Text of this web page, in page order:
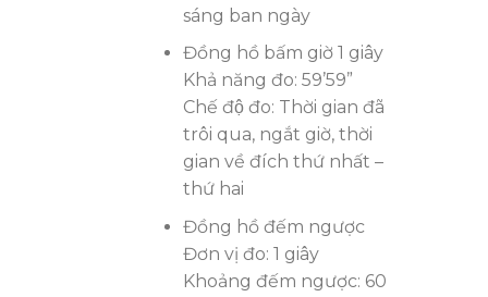
sáng ban ngày
Đồng hồ bấm giờ 1 giây
Khả năng đo: 59’59”
Chế độ đo: Thời gian đã
trôi qua, ngắt giờ, thời
gian về đích thứ nhất –
thứ hai
Đồng hồ đếm ngược
Đơn vị đo: 1 giây
Khoảng đếm ngược: 60